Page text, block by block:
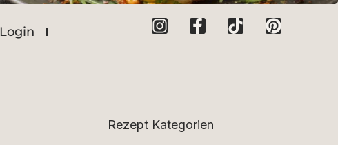
Login
Rezept Kategorien